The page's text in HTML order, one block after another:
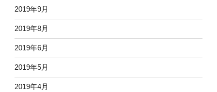
2019年9月
2019年8月
2019年6月
2019年5月
2019年4月